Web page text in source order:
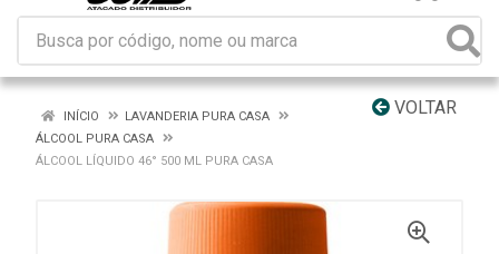
VOLTAR
INÍCIO
LAVANDERIA PURA CASA
ÁLCOOL PURA CASA
ÁLCOOL LÍQUIDO 46° 500 ML PURA CASA